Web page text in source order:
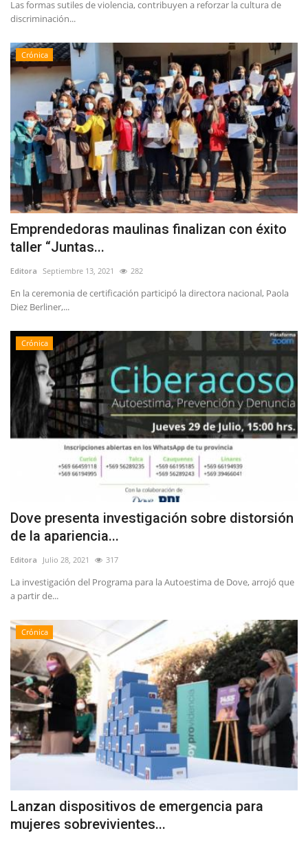
Las formas sutiles de violencia, contribuyen a reforzar la cultura de
discriminación...
Crónica
Emprendedoras maulinas finalizan con éxito
taller “Juntas...
Editora Septiembre 13, 2021 282
En la ceremonia de certificación participó la directora nacional, Paola
Diez Berliner,...
Crónica
Dove presenta investigación sobre distorsión
de la apariencia...
Editora Julio 28, 2021 317
La investigación del Programa para la Autoestima de Dove, arrojó que
a partir de...
Crónica
Lanzan dispositivos de emergencia para
mujeres sobrevivientes...